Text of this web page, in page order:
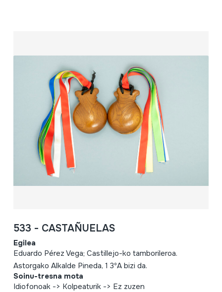
533 - CASTAÑUELAS
Egilea
Eduardo Pérez Vega; Castillejo-ko tamborileroa.
Astorgako Alkalde Pineda, 1 3ºA bizi da.
Soinu-tresna mota
Idiofonoak -> Kolpeaturik -> Ez zuzen